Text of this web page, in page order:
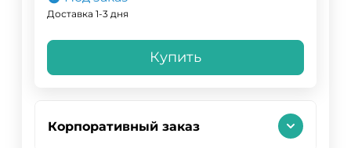
Доставка 1-3 дня
Купить
Корпоративный заказ